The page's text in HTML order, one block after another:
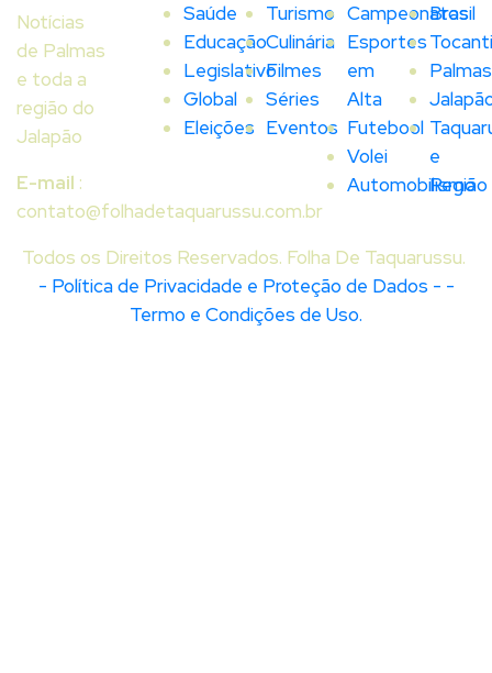
Notícias
de Palmas
e toda a
região do
Jalapão
E-mail :
contato@folhadetaquarussu.com.br
Saúde
Educação
Legislativo
Global
Eleições
Turismo
Culinária
Filmes
Séries
Eventos
Campeonatos
Esportes
em
Alta
Futebool
Volei
Automobilismo
Brasil
Palmas
e
Região
Todos os Direitos Reservados. Folha De Taquarussu.
- Política de Privacidade e Proteção de Dados - -
Termo e Condições de Uso.